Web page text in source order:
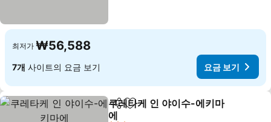
최저가 ₩56,588
7개 사이트의 요금 보기 요금 보기
공유 즐겨찾기에 추가
쿠레타케 인 야이수-에키마
에